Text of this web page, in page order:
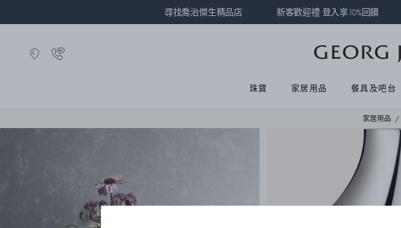
尋找喬治傑生精品店 新客歡迎禮 登入享10%回饋
珠寶 家居用品 餐具及吧台
家居用品